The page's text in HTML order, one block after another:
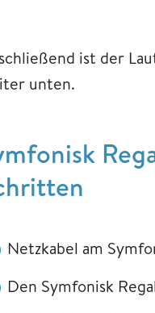
ist der
unten.
Netzkabel am
Den Symfonisk